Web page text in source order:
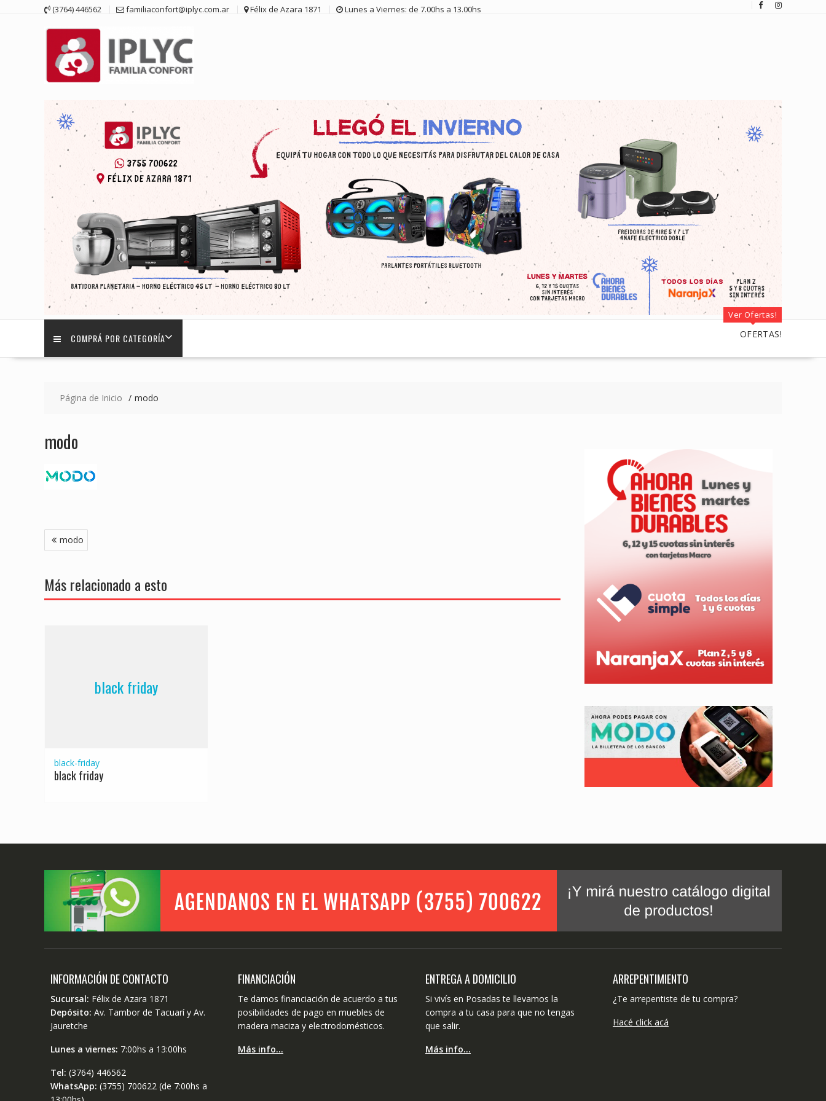
(3764) 446562 familiaconfort@iplyc.com.ar Félix de Azara 1871 Lunes a Viernes: de 7.00hs a 13.00hs
COMPRÁ POR CATEGORÍA
Ver Ofertas!
OFERTAS!
Página de Inicio modo
modo
Navegación
de
modo
Más relacionado a esto
black friday
black-friday
black friday
INFORMACIÓN DE CONTACTO
Sucursal: Félix de Azara 1871
Depósito: Av. Tambor de Tacuarí y Av.
Jauretche
Lunes a viernes: 7:00hs a 13:00hs
Tel: (3764) 446562
WhatsApp: (3755) 700622 (de 7:00hs a
FINANCIACIÓN
Te damos financiación de acuerdo a tus
posibilidades de pago en muebles de
madera maciza y electrodomésticos.
Más info…
ENTREGA A DOMICILIO
Si vivís en Posadas te llevamos la
compra a tu casa para que no tengas
que salir.
Más info…
ARREPENTIMIENTO
¿Te arrepentiste de tu compra?
Hacé click acá